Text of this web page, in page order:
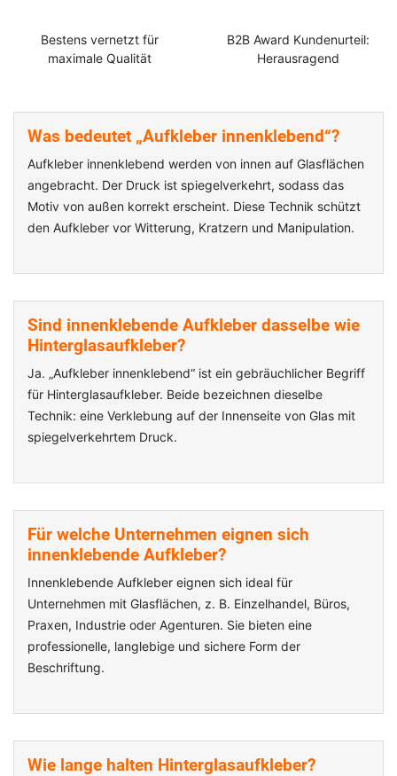
Bestens vernetzt für
maximale Qualität
B2B Award Kundenurteil:
Herausragend
Was bedeutet „Aufkleber innenklebend“?
Aufkleber innenklebend werden von innen auf Glasflächen
angebracht. Der Druck ist spiegelverkehrt, sodass das
Motiv von außen korrekt erscheint. Diese Technik schützt
den Aufkleber vor Witterung, Kratzern und Manipulation.
Sind innenklebende Aufkleber dasselbe wie
Hinterglasaufkleber?
Ja. „Aufkleber innenklebend“ ist ein gebräuchlicher Begriff
für Hinterglasaufkleber. Beide bezeichnen dieselbe
Technik: eine Verklebung auf der Innenseite von Glas mit
spiegelverkehrtem Druck.
Für welche Unternehmen eignen sich
innenklebende Aufkleber?
Innenklebende Aufkleber eignen sich ideal für
Unternehmen mit Glasflächen, z. B. Einzelhandel, Büros,
Praxen, Industrie oder Agenturen. Sie bieten eine
professionelle, langlebige und sichere Form der
Beschriftung.
Wie lange halten Hinterglasaufkleber?